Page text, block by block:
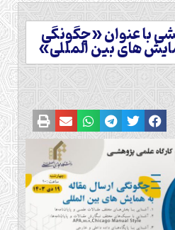
با عنوان «چگونگی
های بین المللی»